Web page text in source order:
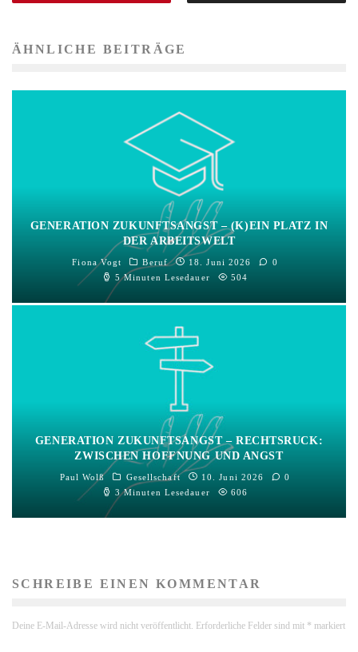
ÄHNLICHE BEITRÄGE
GENERATION ZUKUNFTSANGST – (K)EIN PLATZ IN
DER ARBEITSWELT
Fiona Vogt Beruf 18. Juni 2026
0
5 Minuten Lesedauer
504
GENERATION ZUKUNFTSANGST – RECHTSRUCK:
ZWISCHEN HOFFNUNG UND ANGST
Paul Wolß Gesellschaft 10. Juni 2026
0
3 Minuten Lesedauer
606
SCHREIBE EINEN KOMMENTAR
Deine E-Mail-Adresse wird nicht veröffentlicht. Erforderliche Felder sind mit * markiert